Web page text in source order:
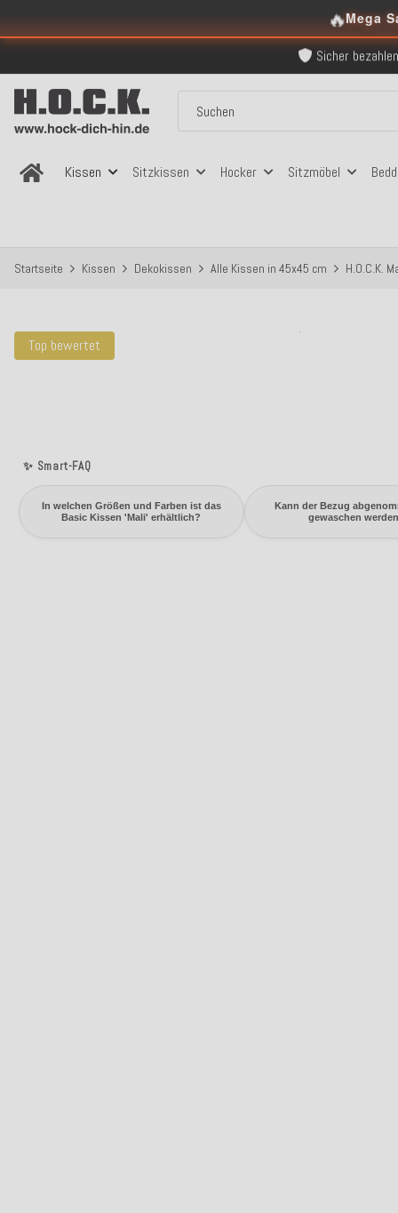
🔥Mega
Kostenloser Versand
Über 120.000
Sicher
Kostenloser Versand
Kissen
Sitzkissen Hocker Sitzmöbel
Startseite Kissen Dekokissen Alle Kissen in 45x45 cm H.O.C.K.
Top bewertet
✨ Smart-FAQ
In welchen Größen und Farben ist das
Basic Kissen 'Mali' erhältlich?
Kann der Bezug
gewaschen